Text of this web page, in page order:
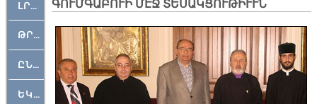
ԼՐԱՀՈՍ
ԹՐՔԱՀԱՅ ԿԵԱՆՔ
ԸՆԿԵՐԱՄՇԱԿՈՒԹԱՅԻՆ
ԵԿԵՂԵՑԱԿԱՆ
ԳՈՒՄԳԱԲՈՒԻ ՄԷՋ ՏԵՍԱԿՑՈՒԹԻՒՒՆ